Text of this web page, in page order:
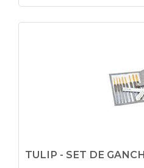
TULIP - SET DE